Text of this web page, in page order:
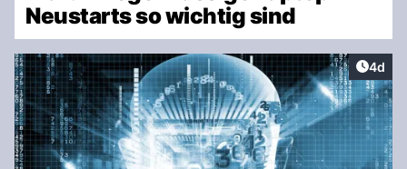
Neustarts so wichtig sind
4d